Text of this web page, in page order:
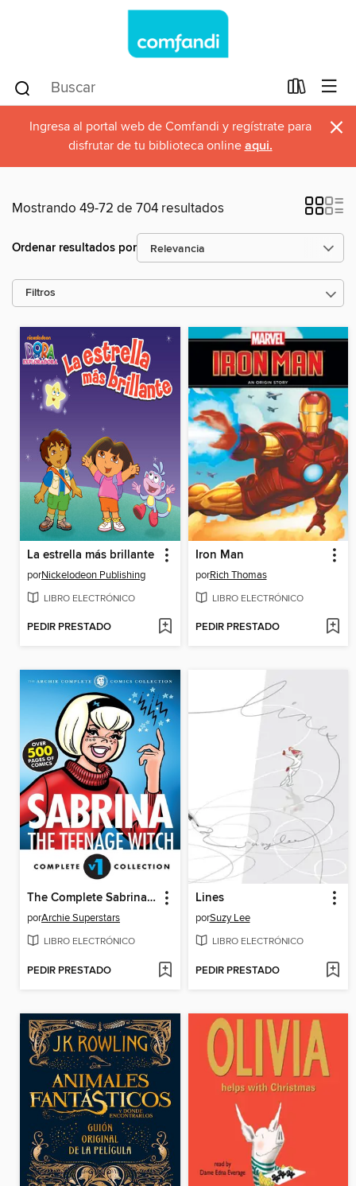
Ingresa al portal web de Comfandi y regístrate para
disfrutar de tu biblioteca online aqui. ×
Mostrando 49-72 de 704 resultados
Ordenar resultados por
Filtros
La estrella más brillante
porNickelodeon Publishing
LIBRO ELECTRÓNICO
PEDIR PRESTADO
Iron Man
porRich Thomas
LIBRO ELECTRÓNICO
PEDIR PRESTADO
The Complete Sabrina the Teenage Witch
porArchie Superstars
LIBRO ELECTRÓNICO
PEDIR PRESTADO
Lines
porSuzy Lee
LIBRO ELECTRÓNICO
PEDIR PRESTADO